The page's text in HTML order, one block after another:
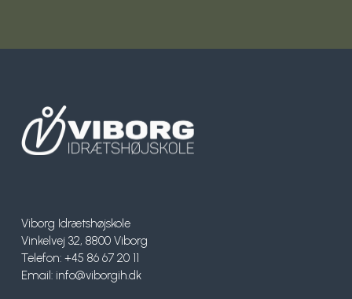
Viborg Idrætshøjskole
Vinkelvej 32, 8800 Viborg
Telefon: +45 86 67 20 11
Email: info@viborgih.dk